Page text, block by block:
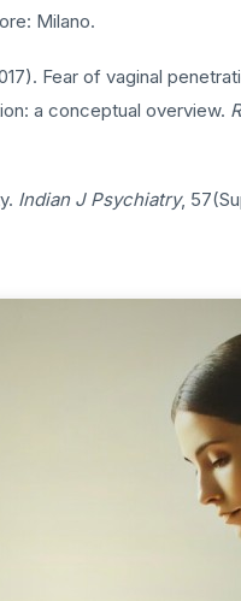
Milano.
Fear of vaginal
a conceptual overview.
Indian J Psychiatry,